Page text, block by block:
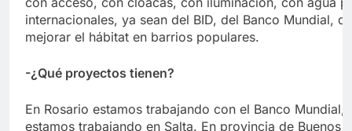
internacionales, ya sean del BID, del Banco Mundial,
mejorar el hábitat en barrios populares.
-¿Qué proyectos tienen?
En Rosario estamos trabajando con el Banco
estamos trabajando en Salta. En provincia de